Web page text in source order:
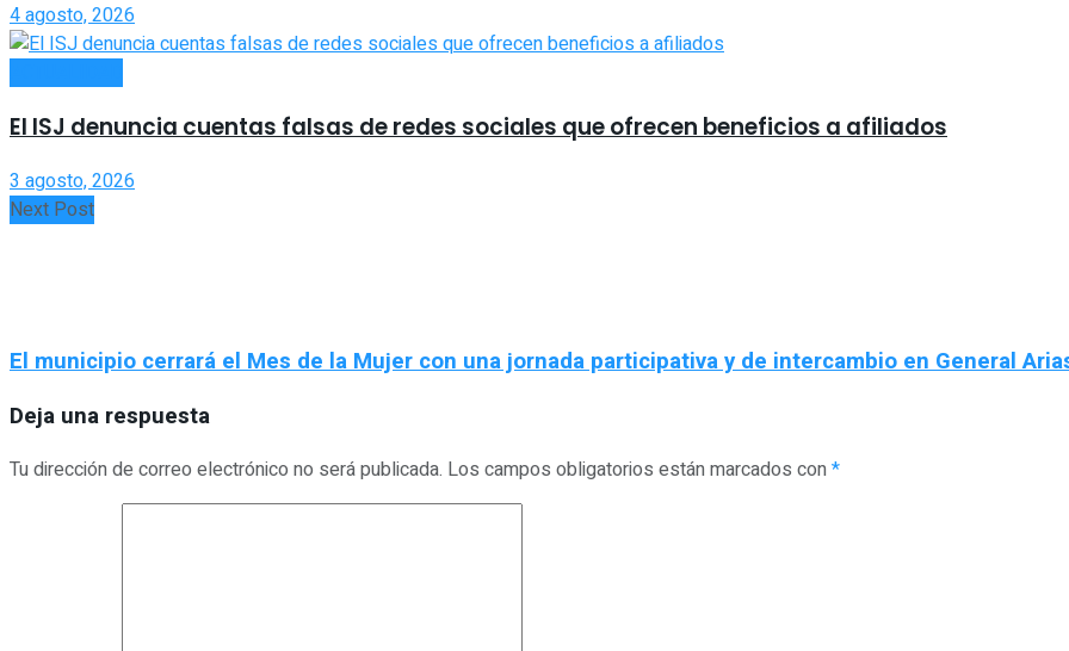
4 agosto, 2026
El ISJ denuncia cuentas falsas de redes sociales que ofrecen beneficios a afiliados
3 agosto, 2026
Next Post
El municipio cerrará el Mes de la Mujer con una jornada participativa y de intercambio en General
Deja una respuesta
Tu dirección de correo electrónico no será publicada. Los campos obligatorios están marcados con*